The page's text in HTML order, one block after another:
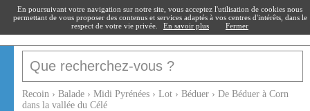
recoin.fr
Recoin › Balade › Midi Pyrénées › Lot › Béduer › De Béduer à Corn
dans la vallée du Célé
En poursuivant votre navigation sur notre site, vous acceptez l'utilisation de cookies nous
permettant de vous proposer des contenus et services adaptés à vos centres d'intérêts, dans le
respect de votre vie privée.
En savoir plus Fermer